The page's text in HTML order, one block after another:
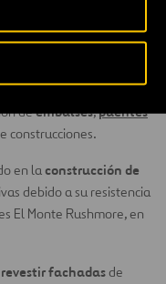
muy diversas.
y frecuente para la
Esta misma cualidad
deembalses,puentes
construcciones.
en laconstrucción de
debido a su resistencia
El Monte Rushmore, en
revestir fachadasde